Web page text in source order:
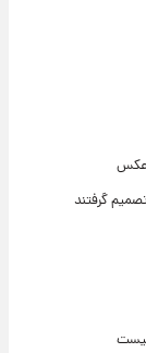
گرفتند
نیست